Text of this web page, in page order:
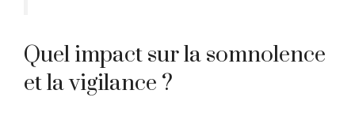
Quel impact sur la somnolence
et la vigilance ?